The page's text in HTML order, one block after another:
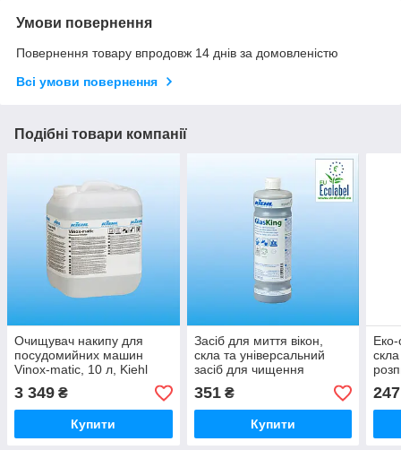
Умови повернення
Повернення товару впродовж 14 днів за домовленістю
Всі умови повернення
Подібні товари компанії
Очищувач накипу для
посудомийних машин
Vinox-matic, 10 л, Kiehl
3 349 ₴
Купити
Засіб для миття вікон,
скла та універсальний
засіб для чищення
GlasKing, 1 л, Kiehl
351₴
Купити
247